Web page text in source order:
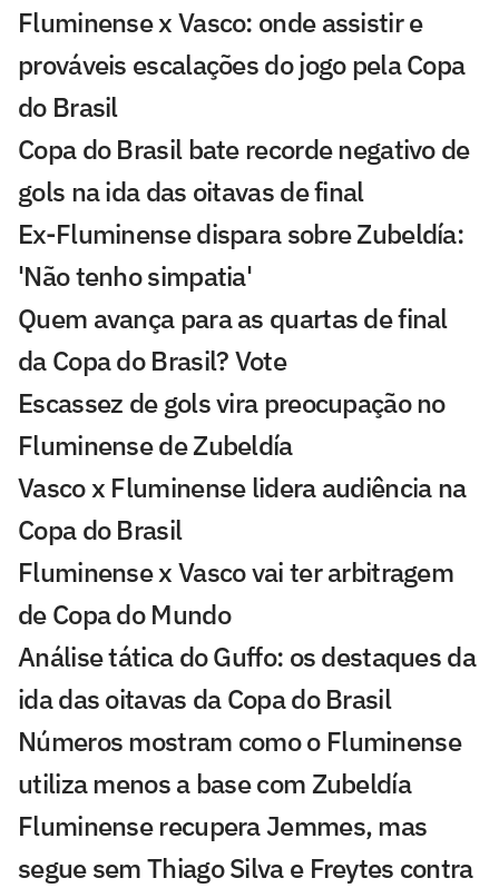
Fluminense x Vasco: onde assistir e
prováveis escalações do jogo pela Copa
do Brasil
Copa do Brasil bate recorde negativo de
gols na ida das oitavas de final
Ex-Fluminense dispara sobre Zubeldía:
'Não tenho simpatia'
Quem avança para as quartas de final
da Copa do Brasil? Vote
Escassez de gols vira preocupação no
Fluminense de Zubeldía
Vasco x Fluminense lidera audiência na
Copa do Brasil
Fluminense x Vasco vai ter arbitragem
de Copa do Mundo
Análise tática do Guffo: os destaques da
ida das oitavas da Copa do Brasil
Números mostram como o Fluminense
utiliza menos a base com Zubeldía
Fluminense recupera Jemmes, mas
segue sem Thiago Silva e Freytes contra